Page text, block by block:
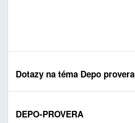
Dotazy na téma Depo provera
DEPO-PROVERA